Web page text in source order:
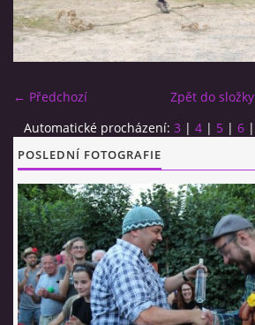
VIDLÁCKÝ VÍCEBOJ 2020 - VIDEO
CO SI U NÁS DÁTE?
FOTOALBUM
CESTA KOLEM SVĚTA 2014 - VIDEO
VIDLÁCKÝ VÍCEBOJ 2023
← Předchozí
Zpět do složky
Automatické procházení: 3 | 4 | 5 | 6 |
POSLEDNÍ FOTOGRAFIE